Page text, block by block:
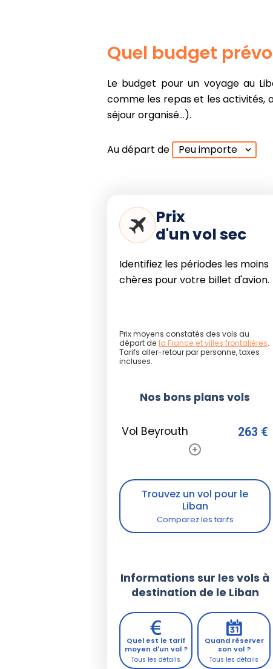
nettement en confort en
La faune est modérée ; le
ni de mégafaune pélagique
cause de rejets urbains ou
En résumé
Quand plonger au Liban ? La
plus agréable pour explorer la
immersion sereine dans la vie
. Pour les
immersions restent possibles le
sont moins stables et la mer
Quel budget
Le budget pour un voyage au
comme les repas et les activités,
séjour organisé...).
Au départ de Peu importe
Prix
d'un vol sec
Identifiez les périodes les moins
chères pour votre billet d'avion.
Prix moyens constatés des vols au
départ de la France et villes frontalières.
Tarifs aller-retour par personne, taxes
incluses.
Nos bons plans vols
Vol Beyrouth 263 €
Trouvez un vol pour le
Liban
Informations sur les vols à
destination de le Liban
Quel est le tarif
moyen d'un vol ?
Quand réserver
son vol ?